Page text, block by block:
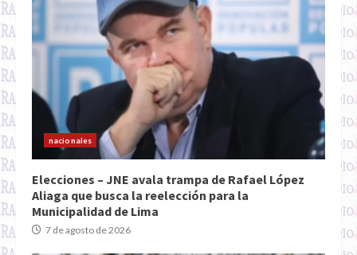
nacionales
Elecciones – JNE avala trampa de Rafael López
Aliaga que busca la reelección para la
Municipalidad de Lima
7 de agosto de 2026